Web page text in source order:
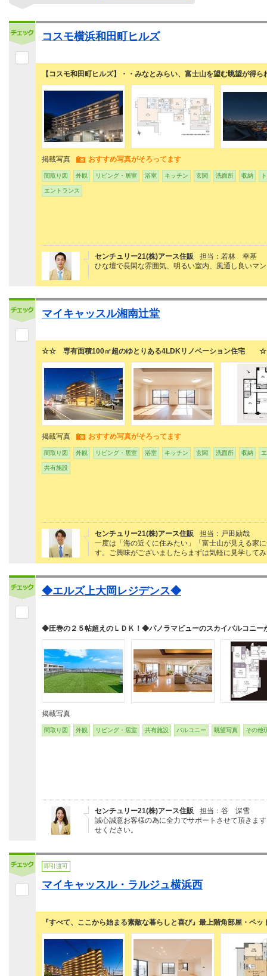
コスモ横浜和田町ヒルズ
【コスモ和田町ヒルズ】・・みなとみらい、富士山を望む眺望が得ら
掲載写真 おすすめ写真がそろってます
間取り図 外観 リビング・居室 浴室 キッチン 玄関 洗面所 収納
エントランス
センチュリー21(株)アース住販
担当：若林 幸基
ひな壇で長閑な雰囲気、明るい室内、風通し良いマ
マイキャッスル湘南辻堂
☆☆ 専有面積100㎡超のゆとりある4LDKリノベーション住宅
掲載写真 おすすめ写真がそろってます
間取り図 外観 リビング・居室 浴室 キッチン 玄関 洗面所 収納
共有施設
センチュリー21(株)アース住販
担当：戸田励哉
一度は「海の近くに住みたい」「富士山が見える家
す。ご興味がございましたらまずは気軽に見学して
◆エルズ上大岡レジデンス◆
◆圧巻の２５帖超えのＬＤＫ！◆パノラマビューのスカイバルコニー
掲載写真
間取り図 外観 リビング・居室 共有施設 バルコニー 眺望写真 その他
センチュリー21(株)アース住販
担当：谷 深雪
誠心誠意お客様の為に全力でサポートさせて頂きま
せください。
即引渡可
マイキャッスル・ラルジュ横浜西
『すべて、ここから始まる素敵な暮らしと喜び』最上階角部屋・ペッ